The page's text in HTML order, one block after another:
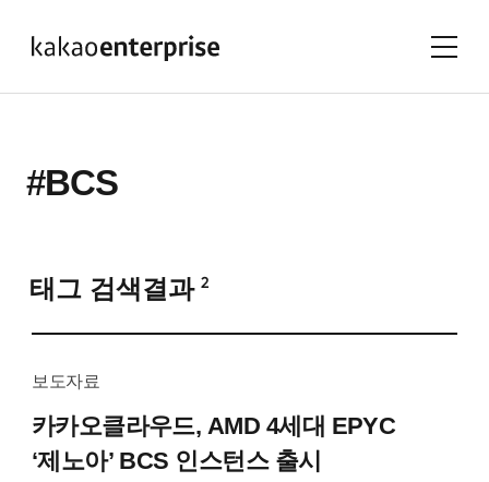
#BCS
태그 검색결과 2
보도자료
카카오클라우드, AMD 4세대 EPYC
‘제노아’ BCS 인스턴스 출시